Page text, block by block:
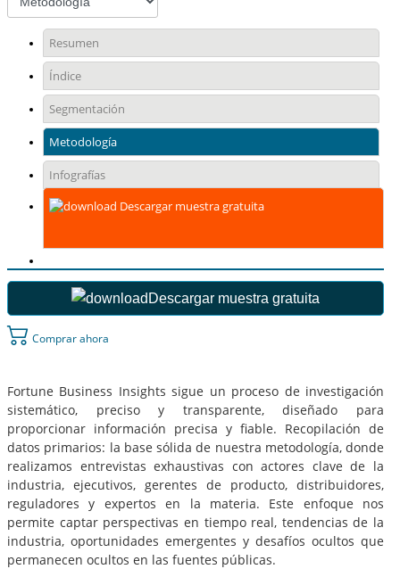
Resumen
Índice
Segmentación
Metodología
Infografías
Descargar muestra gratuita
Descargar muestra gratuita
Comprar ahora
Fortune Business Insights sigue un proceso de investigación
sistemático, preciso y transparente, diseñado para
proporcionar información precisa y fiable. Recopilación de
datos primarios: la base sólida de nuestra metodología, donde
realizamos entrevistas exhaustivas con actores clave de la
industria, ejecutivos, gerentes de producto, distribuidores,
reguladores y expertos en la materia. Este enfoque nos
permite captar perspectivas en tiempo real, tendencias de la
industria, oportunidades emergentes y desafíos ocultos que
permanecen ocultos en las fuentes públicas.